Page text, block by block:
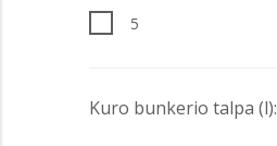
5
Kuro bunkerio talpa (l):